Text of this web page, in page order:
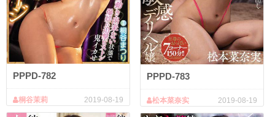
PPPD-782
2019-08-19
桐谷茉莉
PPPD-783
2019-08-19
松本菜奈实